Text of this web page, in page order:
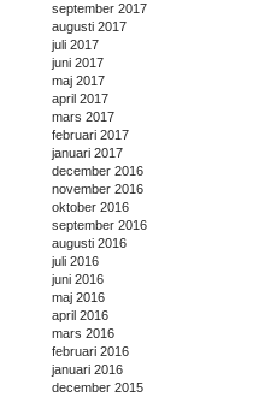
september 2017
augusti 2017
juli 2017
juni 2017
maj 2017
april 2017
mars 2017
februari 2017
januari 2017
december 2016
november 2016
oktober 2016
september 2016
augusti 2016
juli 2016
juni 2016
maj 2016
april 2016
mars 2016
februari 2016
januari 2016
december 2015